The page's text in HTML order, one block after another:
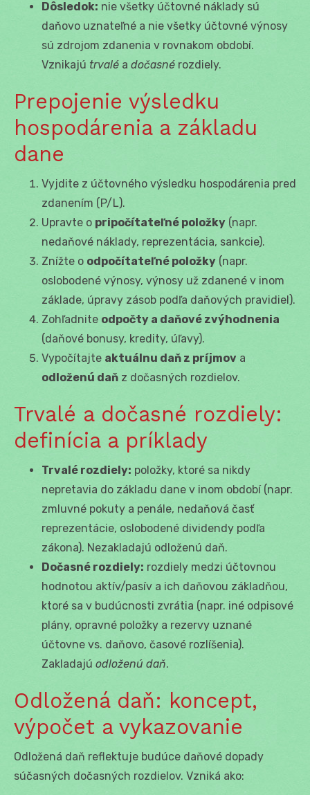
Dôsledok: nie všetky účtovné náklady sú
daňovo uznateľné a nie všetky účtovné výnosy
sú zdrojom zdanenia v rovnakom období.
Vznikajú trvalé a dočasné rozdiely.
Prepojenie výsledku
hospodárenia a základu
dane
Vyjdite z účtovného výsledku hospodárenia pred
zdanením (P/L).
Upravte o pripočítateľné položky (napr.
nedaňové náklady, reprezentácia, sankcie).
Znížte o odpočítateľné položky (napr.
oslobodené výnosy, výnosy už zdanené v inom
základe, úpravy zásob podľa daňových pravidiel).
Zohľadnite odpočty a daňové zvýhodnenia
(daňové bonusy, kredity, úľavy).
Vypočítajte aktuálnu daň z príjmov a
odloženú daň z dočasných rozdielov.
Trvalé a dočasné rozdiely:
definícia a príklady
Trvalé rozdiely: položky, ktoré sa nikdy
nepretavia do základu dane v inom období (napr.
zmluvné pokuty a penále, nedaňová časť
reprezentácie, oslobodené dividendy podľa
zákona). Nezakladajú odloženú daň.
Dočasné rozdiely: rozdiely medzi účtovnou
hodnotou aktív/pasív a ich daňovou základňou,
ktoré sa v budúcnosti zvrátia (napr. iné odpisové
plány, opravné položky a rezervy uznané
účtovne vs. daňovo, časové rozlíšenia).
Zakladajú odloženú daň.
Odložená daň: koncept,
výpočet a vykazovanie
Odložená daň reflektuje budúce daňové dopady
súčasných dočasných rozdielov. Vzniká ako: